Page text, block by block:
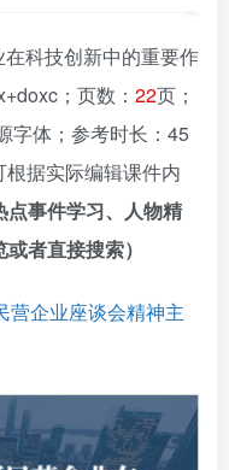
科技创新中的重要作
；页数： 22页；
字体；参考时长：45
据实际编辑课件内
点事件学习、人物精
者直接搜索）
营企业座谈会精神主